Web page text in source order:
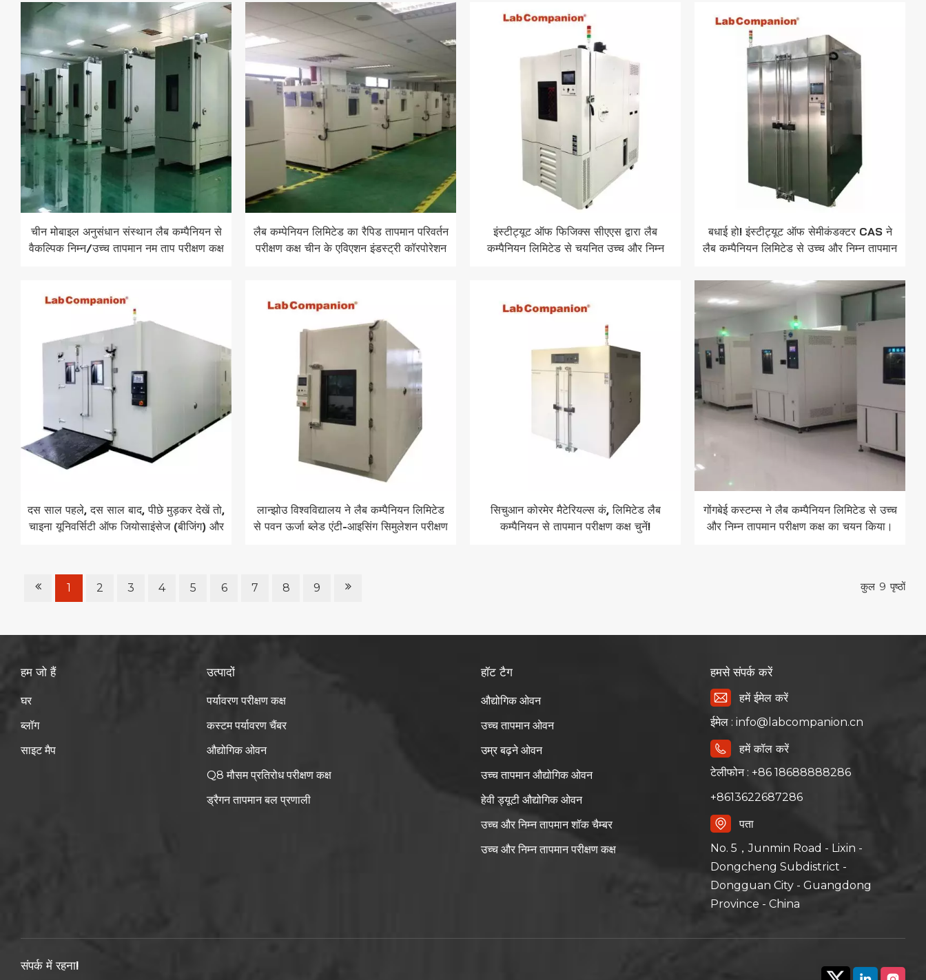
चीन मोबाइल अनुसंधान संस्थान लैब कम्पैनियन से
वैकल्पिक निम्न/उच्च तापमान नम ताप परीक्षण कक्ष
लैब कम्पेनियन लिमिटेड का रैपिड तापमान परिवर्तन
परीक्षण कक्ष चीन के एविएशन इंडस्ट्री कॉरपोरेशन
इंस्टीट्यूट ऑफ फिजिक्स सीएएस द्वारा लैब
कम्पैनियन लिमिटेड से चयनित उच्च और निम्न
बधाई हो! इंस्टीट्यूट ऑफ सेमीकंडक्टर CAS ने
लैब कम्पैनियन लिमिटेड से उच्च और निम्न तापमान
दस साल पहले, दस साल बाद, पीछे मुड़कर देखें तो,
चाइना यूनिवर्सिटी ऑफ जियोसाइंसेज (बीजिंग) और
लान्झोउ विश्वविद्यालय ने लैब कम्पैनियन लिमिटेड
से पवन ऊर्जा ब्लेड एंटी-आइसिंग सिमुलेशन परीक्षण
सिचुआन कोरमेर मैटेरियल्स कं, लिमिटेड लैब
कम्पैनियन से तापमान परीक्षण कक्ष चुनें!
गोंगबेई कस्टम्स ने लैब कम्पैनियन लिमिटेड से उच्च
और निम्न तापमान परीक्षण कक्ष का चयन किया।
1 2 3 4 5 6 7 8 9 कुल 9 पृष्ठों
हम जो हैं
घर
ब्लॉग
साइट मैप
उत्पादों
पर्यावरण परीक्षण कक्ष
कस्टम पर्यावरण चैंबर
औद्योगिक ओवन
Q8 मौसम प्रतिरोध परीक्षण कक्ष
ड्रैगन तापमान बल प्रणाली
हॉट टैग
औद्योगिक ओवन
उच्च तापमान ओवन
उम्र बढ़ने ओवन
उच्च तापमान औद्योगिक ओवन
हेवी ड्यूटी औद्योगिक ओवन
उच्च और निम्न तापमान शॉक चैम्बर
उच्च और निम्न तापमान परीक्षण कक्ष
हमसे संपर्क करें
हमें ईमेल करें
ईमेल : info@labcompanion.cn
हमें कॉल करें
टेलीफोन : +86 18688888286
+8613622687286
पता
No. 5，Junmin Road - Lixin -
Dongcheng Subdistrict -
Dongguan City - Guangdong
Province - China
संपर्क में रहना!